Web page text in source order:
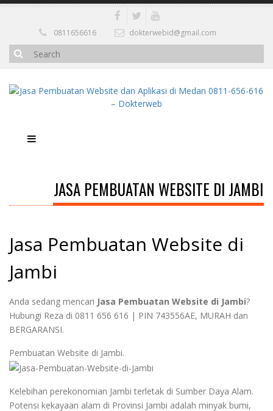
0811656616 dokterwebid@gmail.com
JASA PEMBUATAN WEBSITE DI JAMBI
Jasa Pembuatan Website di
Jambi
Anda sedang mencari Jasa Pembuatan Website di Jambi?
Hubungi Reza di 0811 656 616 | PIN 743556AE, MURAH dan
BERGARANSI.
Pembuatan Website di Jambi.
Kelebihan perekonomian Jambi terletak di Sumber Daya Alam.
Potensi kekayaan alam di Provinsi Jambi adalah minyak bumi,